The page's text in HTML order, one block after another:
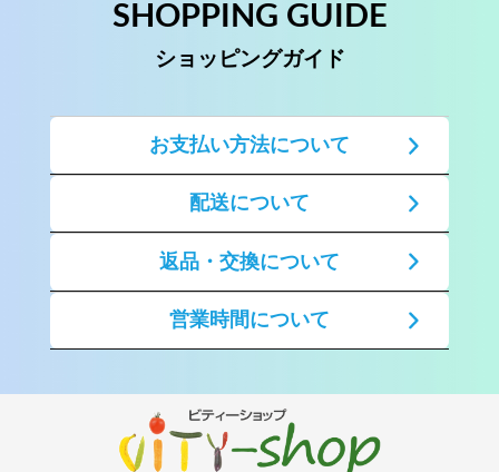
SHOPPING GUIDE
ショッピングガイド
お支払い方法について
配送について
返品・交換について
営業時間について